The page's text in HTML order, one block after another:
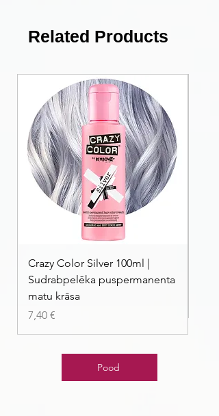
Related Products
Crazy Color Silver 100ml |
Sudrabpelēka puspermanenta
matu krāsa
Price
7,40 €
Pood